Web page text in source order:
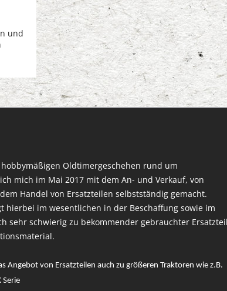
und
Oldtimergeschehen rund um
mich im Mai 2017 mit dem An- und Verkauf, von
Handel von Ersatzteilen selbstständig gemacht.
hierbei im wesentlichen in der Beschaffung sowie im
sehr schwierig zu bekommender gebrauchter
Angebot von Ersatzteilen auch zu größeren Traktoren wie z.B.
Serie